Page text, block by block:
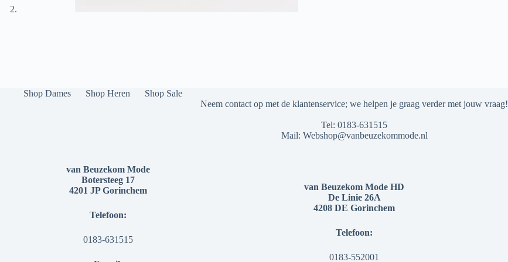
Shop Dames Shop Heren
Shop Sale
Neem contact op met de klantenservice; we helpen je graag verder met jouw vraag!
Tel:0183-631515
Mail: Webshop@vanbeuzekommode.nl
van Beuzekom Mode
Botersteeg 17
4201 JP Gorinchem
Telefoon:
0183-631515
van Beuzekom Mode HD
De Linie 26A
4208 DE Gorinchem
Telefoon:
0183-552001